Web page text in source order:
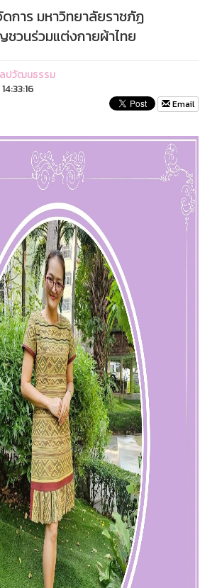
การ มหาวิทยาลัยราชภัฏ
ชวนร่วมแต่งกายผ้าไทย
ปวัฒนธรรม
Email